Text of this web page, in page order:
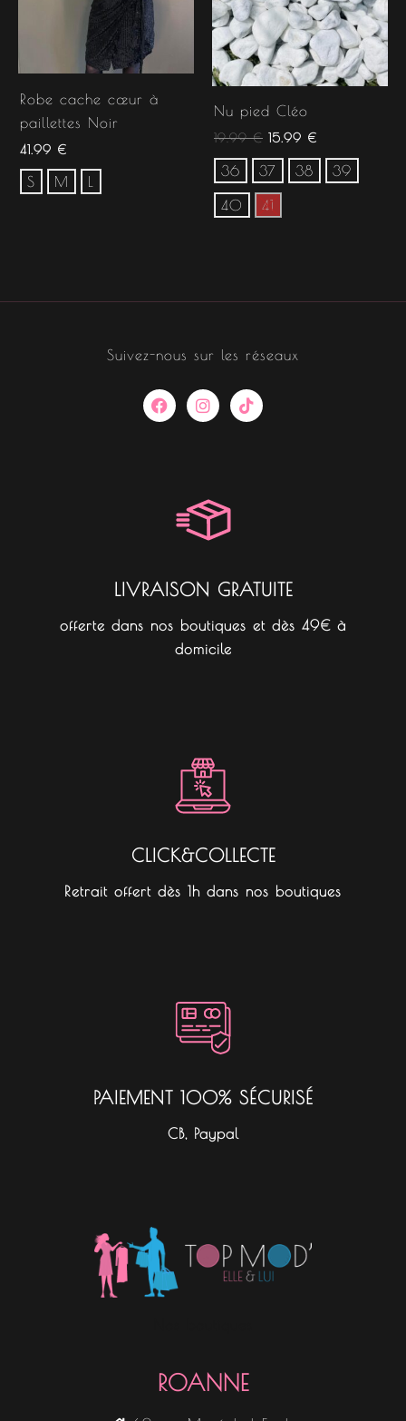
Robe cache cœur à
paillettes Noir
41.99 €
S M L
Nu pied Cléo
19.99€ 15.99 €
36 37 38 39
40 41
Suivez-nous sur les réseaux
F
a
c
I
n
s
a
m
T
i
k
LIVRAISON GRATUITE
offerte dans nos boutiques et dès 49€ à
domicile
CLICK&COLLECTE
Retrait offert dès 1h dans nos boutiques
PAIEMENT 100% SÉCURISÉ
CB, Paypal
ROANNE